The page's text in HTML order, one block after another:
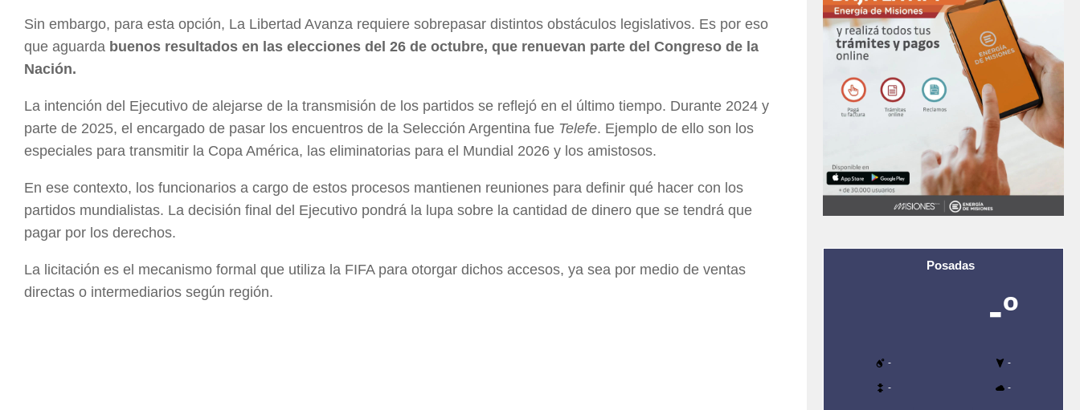
Sin embargo, para esta opción, La Libertad Avanza requiere sobrepasar distintos obstáculos legislativos. Es por eso
que aguarda buenos resultados en las elecciones del 26 de octubre, que renuevan parte del Congreso de la
Nación.
La intención del Ejecutivo de alejarse de la transmisión de los partidos se reflejó en el último tiempo. Durante 2024 y
parte de 2025, el encargado de pasar los encuentros de la Selección Argentina fue Telefe. Ejemplo de ello son los
especiales para transmitir la Copa América, las eliminatorias para el Mundial 2026 y los amistosos.
En ese contexto, los funcionarios a cargo de estos procesos mantienen reuniones para definir qué hacer con los
partidos mundialistas. La decisión final del Ejecutivo pondrá la lupa sobre la cantidad de dinero que se tendrá que
pagar por los derechos.
La licitación es el mecanismo formal que utiliza la FIFA para otorgar dichos accesos, ya sea por medio de ventas
directas o intermediarios según región.
Posadas
-º
- -
- -